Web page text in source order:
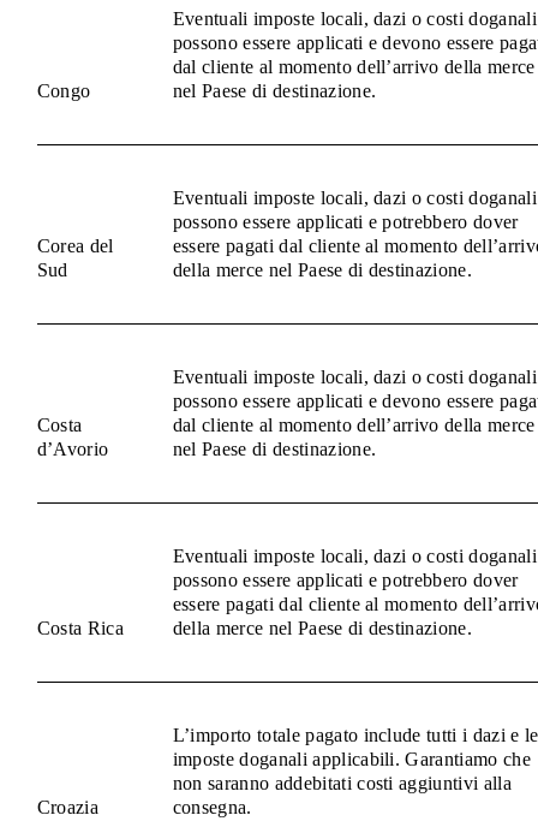
Congo
Eventuali imposte locali, dazi o costi doganali
possono essere applicati e devono essere
dal cliente al momento dell’arrivo della merce
nel Paese di destinazione.
Corea del
Sud
Eventuali imposte locali, dazi o costi doganali
possono essere applicati e potrebbero dover
essere pagati dal cliente al momento
della merce nel Paese di destinazione.
Costa
d’Avorio
Eventuali imposte locali, dazi o costi doganali
possono essere applicati e devono essere
dal cliente al momento dell’arrivo della merce
nel Paese di destinazione.
Costa Rica
Eventuali imposte locali, dazi o costi doganali
possono essere applicati e potrebbero dover
essere pagati dal cliente al momento
della merce nel Paese di destinazione.
Croazia
L’importo totale pagato include tutti i dazi e le
imposte doganali applicabili. Garantiamo che
non saranno addebitati costi aggiuntivi alla
consegna.